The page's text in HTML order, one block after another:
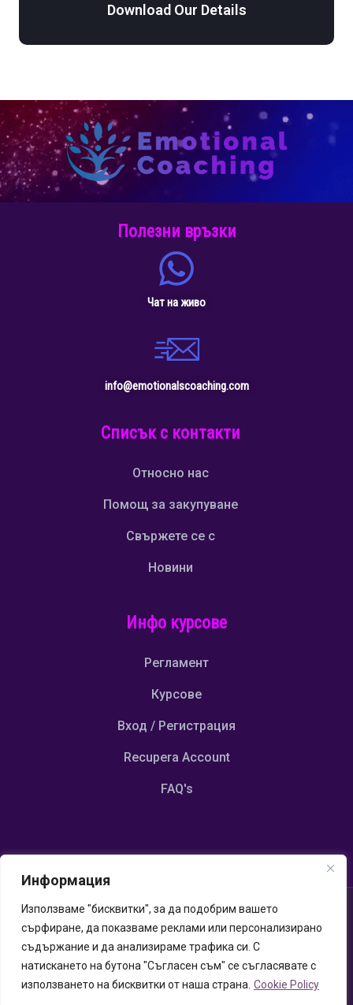
Информация
Използваме "бисквитки", за да подобрим вашето
сърфиране, да показваме реклами или персонализирано
съдържание и да анализираме трафика си. С
натискането на бутона "Съгласен съм" се съгласявате с
използването на бисквитки от наша страна. Cookie Policy
Download Our Details
Полезни връзки
Чат на живо
info@emotionalscoaching.com
Списък с контакти
Относно нас
Помощ за закупуване
Свържете се с
Новини
Инфо курсове
Регламент
Курсове
Вход / Регистрация
Recupera Account
FAQ's
© Copyright 2023 Emotionalscoaching.com
Powered by Udispay P.IVA 13117070964
Cookies / Privacy Policy–Termini e Condizioni
This site is protected by reCAPTCHA and the Google